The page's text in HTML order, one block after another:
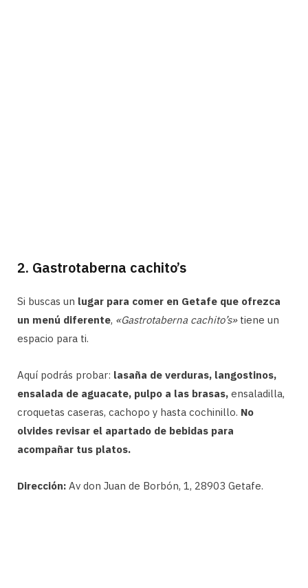
2. Gastrotaberna cachito’s
Si buscas un lugar para comer en Getafe que ofrezca
un menú diferente, «Gastrotaberna cachito’s»tiene un
espacio para ti.
Aquí podrás probar: lasaña de verduras, langostinos,
ensalada de aguacate, pulpo a las brasas, ensaladilla,
croquetas caseras, cachopo y hasta cochinillo. No
olvides revisar el apartado de bebidas para
acompañar tus platos.
Dirección: Av don Juan de Borbón, 1, 28903 Getafe.